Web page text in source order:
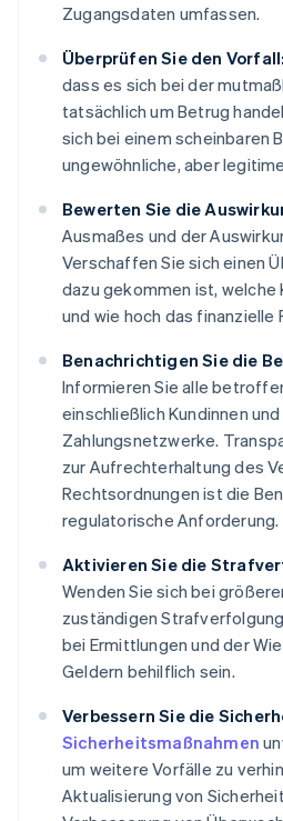
Zugangsdaten umfassen.
Überprüfen Sie den Vorfall:
dass es sich bei der
tatsächlich um Betrug
sich bei einem scheinbaren
ungewöhnliche, aber
Bewerten Sie die
Ausmaßes und der
Verschaffen Sie sich einen
dazu gekommen ist,
und wie hoch das finanzielle
Benachrichtigen Sie die
Informieren Sie alle
einschließlich Kundinnen
Zahlungsnetzwerke.
zur Aufrechterhaltung des
Rechtsordnungen ist die
regulatorische Anforderung.
Aktivieren Sie die
Wenden Sie sich bei
zuständigen
bei Ermittlungen und der
Geldern behilflich sein.
Verbessern Sie die
Sicherheitsmaßnahmen
um weitere Vorfälle zu
Aktualisierung von